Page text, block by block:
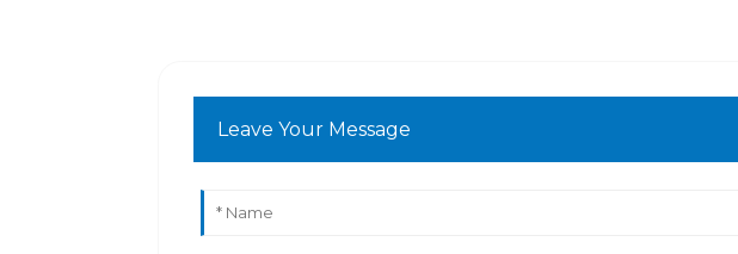
Leave Your Message